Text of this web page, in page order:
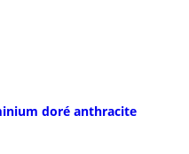
doré anthracite